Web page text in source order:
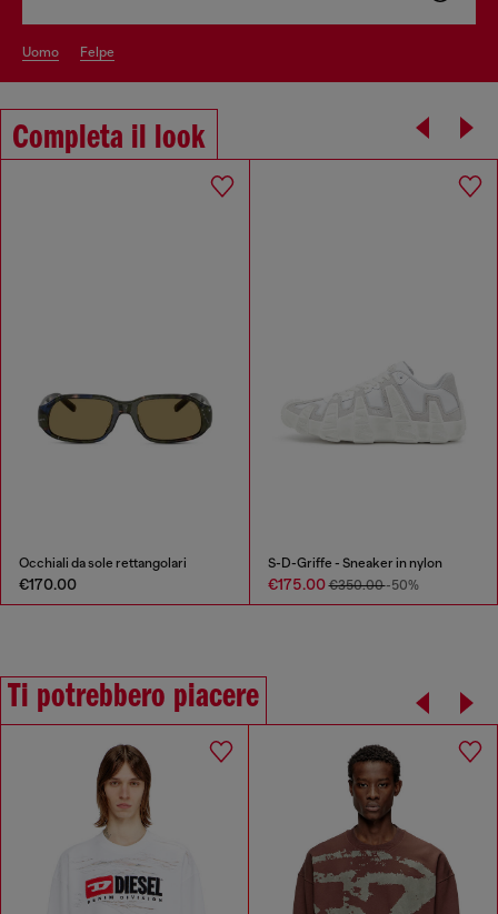
uomo felpe
Completa il look
Occhiali da sole rettangolari
€170.00
S-D-Griffe - Sneaker in nylon
€175.00€350.00-50%
Ti potrebbero piacere